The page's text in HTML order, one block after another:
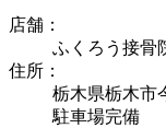
店舗：
ふくろう接骨
住所：
栃木県栃木市
駐車場完備